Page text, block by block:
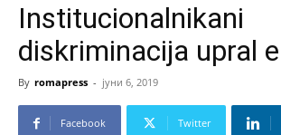
Institucionalnikani
diskriminacija upral
By romapress - јуни 6, 2019
Facebook Twitter